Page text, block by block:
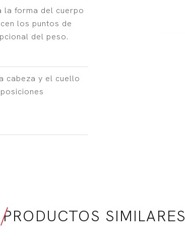
la forma del cuerpo
los puntos de
del peso.
cabeza y el cuello
PRODUCTOS SIMILARES